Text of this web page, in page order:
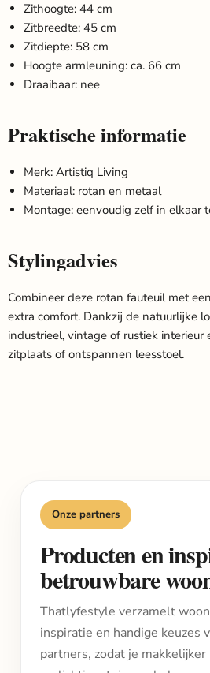
Zithoogte: 44 cm
Zitbreedte: 45 cm
Zitdiepte: 58 cm
Hoogte armleuning: ca. 66 cm
Draaibaar: nee
Praktische informatie
Merk: Artistiq Living
Materiaal: rotan en metaal
Montage: eenvoudig zelf in elkaar
Stylingadvies
Combineer deze rotan fauteuil met
extra comfort. Dankzij de natuurlijke
industrieel, vintage of rustiek interieur
zitplaats of ontspannen leesstoel.
Onze partners
Producten en
betrouwbare
Thatlyfestyle verzamelt
inspiratie en handige keuzes
partners, zodat je